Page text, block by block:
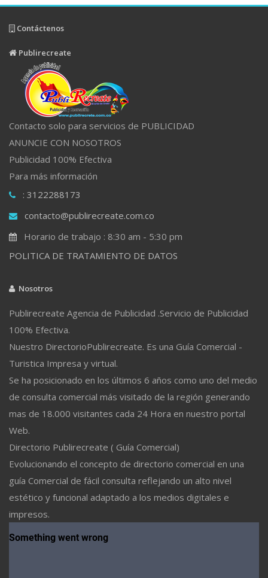
Contáctenos
Publirecreate
Contacto solo para servicios de PUBLICIDAD
ANUNCIE CON NOSOTROS
Publicidad 100% Efectiva
Para más información
: 3122288173
contacto@publirecreate.com.co
Horario de trabajo : 8:30 am - 5:30 pm
POLITICA DE TRATAMIENTO DE DATOS
Nosotros
Publirecreate Agencia de Publicidad .Servicio de Publicidad
100% Efectiva.
Nuestro DirectorioPublirecreate. Es una Guía Comercial -
Turistica Impresa y virtual.
Se ha posicionado en los últimos 6 años como uno del medio
de consulta comercial más visitado de la región generando
mas de 18.000 visitantes cada 24 Hora en nuestro portal
Web.
Directorio Publirecreate ( Guía Comercial)
Evolucionando el concepto de directorio comercial en una
guía Comercial de fácil consulta reflejando un alto nivel
estético y funcional adaptado a los medios digitales e
impresos.